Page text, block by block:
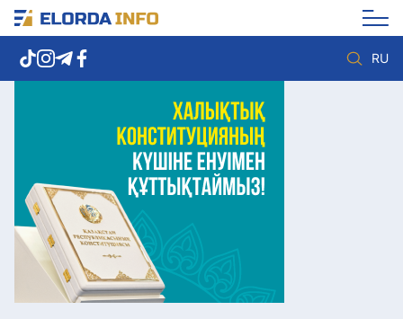
RU
Елорда жаңалықтары
Көзқарас
Саясат
Видео
Әлеумет
Экономика
Спорт
Мәдениет